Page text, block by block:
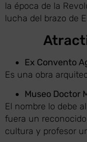
la época de la
lucha del brazo de
Ex Convento
Es una obra
Museo Doctor
El nombre lo debe
fuera un
cultura y profesor